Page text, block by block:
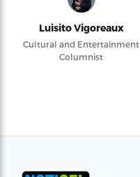
Luisito Vigoreaux
Cultural and Entertainment
Columnist